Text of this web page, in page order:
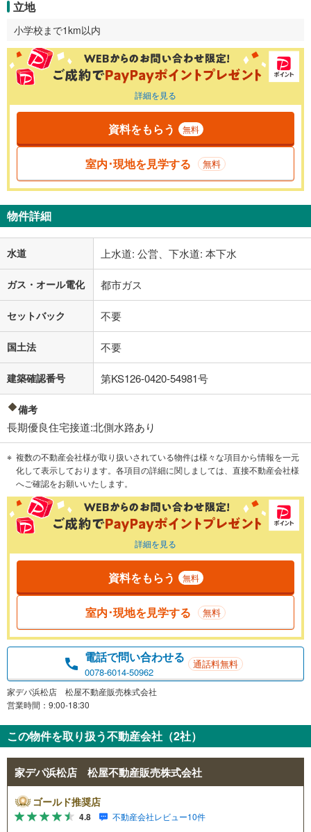
立地
小学校まで1km以内
詳細を見る
資料をもらう 無料
室内･現地を見学する 無料
物件詳細
水道 上水道: 公営、下水道: 本下水
ガス・オール電化 都市ガス
セットバック 不要
国土法 不要
建築確認番号 第KS126-0420-54981号
備考
長期優良住宅接道:北側水路あり
複数の不動産会社様が取り扱いされている物件は様々な項目から情報を一元
化して表示しております。各項目の詳細に関しましては、直接不動産会社様
へご確認をお願いいたします。
詳細を見る
資料をもらう 無料
室内･現地を見学する 無料
電話で問い合わせる
0078-6014-50962
通話料無料
家デパ浜松店 松屋不動産販売株式会社
営業時間：9:00-18:30
この物件を取り扱う不動産会社（2社）
家デパ浜松店 松屋不動産販売株式会社
ゴールド推奨店
4.8 不動産会社レビュー10件